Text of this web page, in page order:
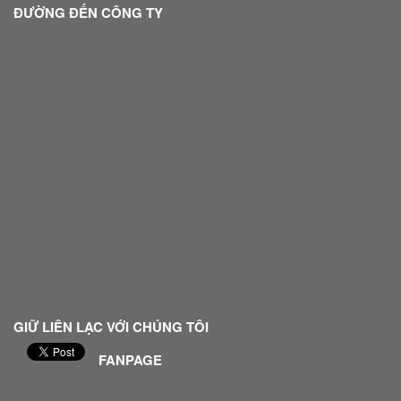
ĐƯỜNG ĐẾN CÔNG TY
GIỮ LIÊN LẠC VỚI CHÚNG TÔI
FANPAGE